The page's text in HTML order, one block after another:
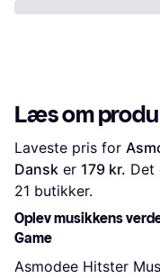
Læs om
Laveste pris for
Dansk er 179 kr.
21 butikker.
Oplev musikkens
Game
Asmodee Hitster